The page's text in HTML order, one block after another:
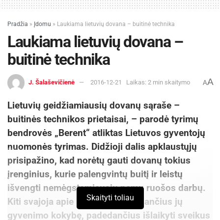
Pradžia » Įdomu » Laukiama lietuvių dovana – buitinė technika
Laukiama lietuvių dovana –
buitinė technika
J. Šalaševičienė 2016-12-21 Laikas: 2 min skaitymo AA
Lietuvių geidžiamiausių dovanų sąraše –
buitinės technikos prietaisai, – parodė tyrimų
bendrovės „Berent“ atliktas Lietuvos gyventojų
nuomonės tyrimas. Didžioji dalis apklaustųjų
prisipažino, kad norėtų gauti dovanų tokius
įrenginius, kurie palengvintų buitį ir leistų
išvengti nemėgstamiausių namų ruošos darbų.
Kiti svajoja apie prietaisus, gerinančius jų
gyvenimo kokybę, padedančius išlaikyti sveikus
Skaityti toliau